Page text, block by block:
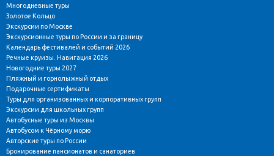
Многодневные туры
Золотое Кольцо
Экскурсии по Москве
Экскурсионные туры по России и за границу
Календарь фестивалей и событий 2026
Речные круизы. Навигация 2026
Новогодние туры 2027
Пляжный и горнолыжный отдых
Подарочные сертификаты
Туры для организованных и корпоративных групп
Экскурсии для школьных групп
Автобусные туры из Москвы
Автобусом к Чёрному морю
Авторские туры по России
Бронирование пансионатов и санаториев